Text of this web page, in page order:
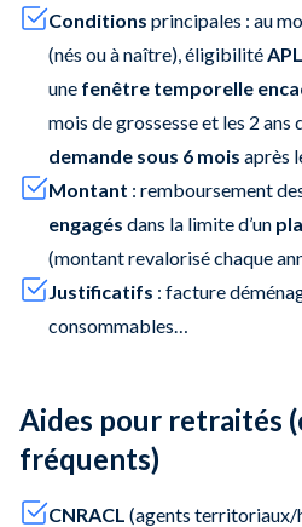
Conditions principales : au
(nés ou à naître), éligibilité
une fenêtre temporelle
mois de grossesse et les 2 ans
demande sous 6 mois après
Montant : remboursement
engagés dans la limite d’un
(montant revalorisé chaque
Justificatifs : facture
consommables…
Aides pour retraités
fréquents)
CNRACL (agents territoriaux/